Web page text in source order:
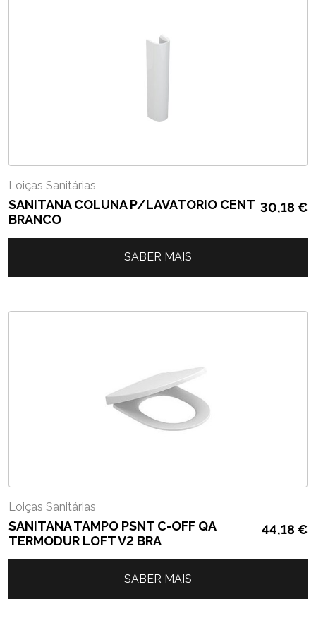
Loiças Sanitárias
SANITANA COLUNA P/LAVATORIO CENT
BRANCO
30,18 €
SABER MAIS
Loiças Sanitárias
SANITANA TAMPO PSNT C-OFF QA
TERMODUR LOFT V2 BRA
44,18 €
SABER MAIS